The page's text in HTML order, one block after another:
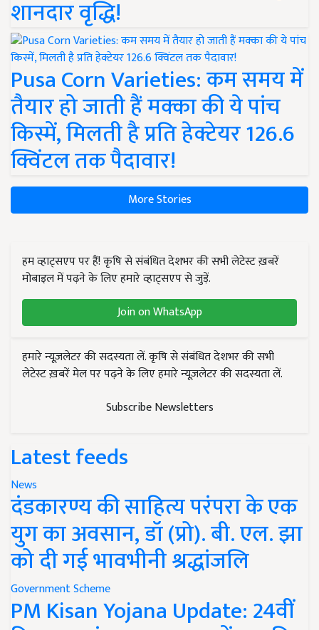
शानदार वृद्धि!
Pusa Corn Varieties: कम समय में
तैयार हो जाती हैं मक्का की ये पांच
किस्में, मिलती है प्रति हेक्टेयर 126.6
क्विंटल तक पैदावार!
More Stories
हम व्हाट्सएप पर हैं! कृषि से संबंधित देशभर की सभी लेटेस्ट ख़बरें
मोबाइल में पढ़ने के लिए हमारे व्हाट्सएप से जुड़ें.
Join on WhatsApp
हमारे न्यूज़लेटर की सदस्यता लें. कृषि से संबंधित देशभर की सभी
लेटेस्ट ख़बरें मेल पर पढ़ने के लिए हमारे न्यूज़लेटर की सदस्यता लें.
Subscribe Newsletters
Latest feeds
News
दंडकारण्य की साहित्य परंपरा के एक
युग का अवसान, डॉ (प्रो). बी. एल. झा
को दी गई भावभीनी श्रद्धांजलि
Government Scheme
PM Kisan Yojana Update: 24वीं